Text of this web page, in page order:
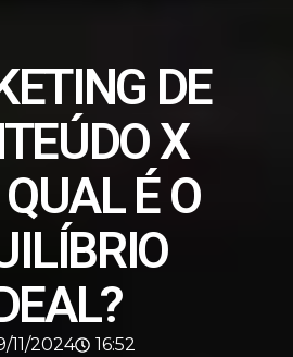
DE
X
É O
11/2024
16:52